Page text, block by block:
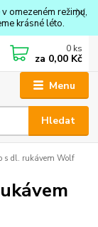
omezeném režimu,
krásné léto.
Menu
Hledat
0 ks
za 0,00 Kč
s dl. rukávem Wolf